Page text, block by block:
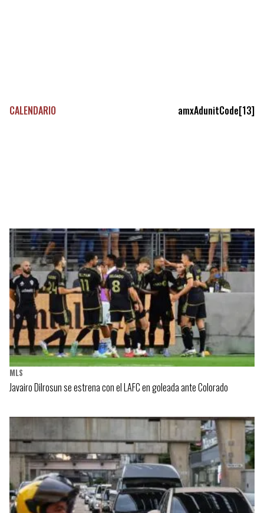
CALENDARIO amxAdunitCode[13]
MLS
Javairo Dilrosun se estrena con el LAFC en goleada ante Colorado